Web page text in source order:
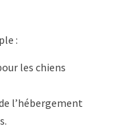
:
les chiens
l’hébergement